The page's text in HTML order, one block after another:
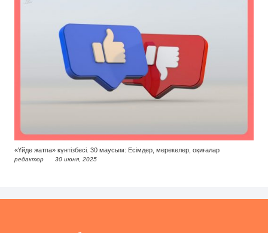
«Үйде жатпа» күнтізбесі. 30 маусым: Есімдер, мерекелер, оқиғалар
редактор 30 июня, 2025